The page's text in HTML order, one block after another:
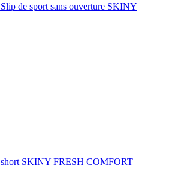
Slip de sport sans ouverture SKINY
short SKINY FRESH COMFORT